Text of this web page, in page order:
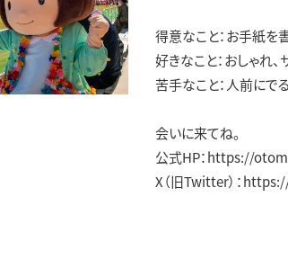
得意なこと：お手紙を
好きなこと：おしゃれ
苦手なこと：人前にで
会いに来てね。
公式HP：https://
X（旧Twitter）：